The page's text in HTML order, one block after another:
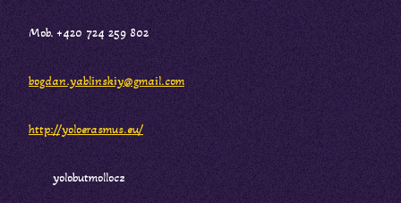
Mob. +420 724 259 802
bogdan.yablinskiy@gmail.com
http://yoloerasmus.eu/
yolobutmollocz